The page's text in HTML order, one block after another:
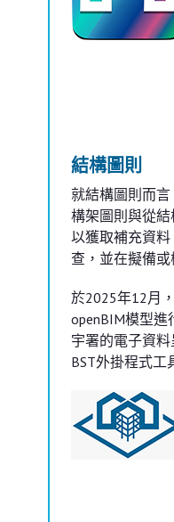
結構圖則
就結構圖則而
構架圖則與從
以獲取補充資
查，並在擬備
於2025年12月
openBIM模型
宇署的電子資
BST外掛程式工